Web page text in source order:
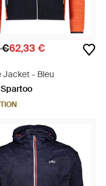
€62,33 €
Jacket - Bleu
Spartoo